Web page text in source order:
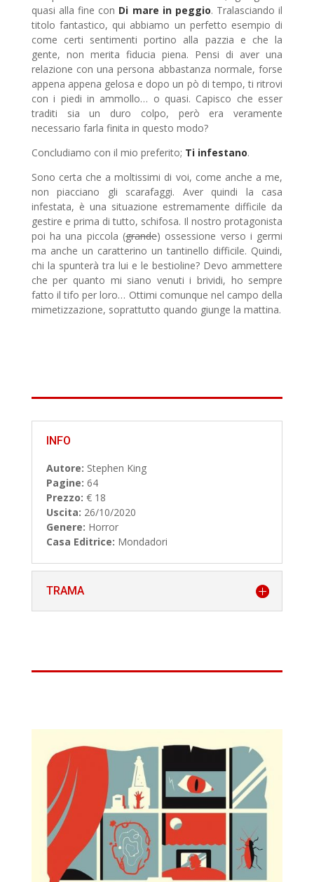
quasi alla fine con Di mare in peggio. Tralasciando il
titolo fantastico, qui abbiamo un perfetto esempio di
come certi sentimenti portino alla pazzia e che la
gente, non merita fiducia piena. Pensi di aver una
relazione con una persona abbastanza normale, forse
appena appena gelosa e dopo un pò di tempo, ti ritrovi
con i piedi in ammollo… o quasi. Capisco che esser
traditi sia un duro colpo, però era veramente
necessario farla finita in questo modo?
Concludiamo con il mio preferito; Ti infestano.
Sono certa che a moltissimi di voi, come anche a me,
non piacciano gli scarafaggi. Aver quindi la casa
infestata, è una situazione estremamente difficile da
gestire e prima di tutto, schifosa. Il nostro protagonista
poi ha una piccola (grande) ossessione verso i germi
ma anche un caratterino un tantinello difficile. Quindi,
chi la spunterà tra lui e le bestioline? Devo ammettere
che per quanto mi siano venuti i brividi, ho sempre
fatto il tifo per loro… Ottimi comunque nel campo della
mimetizzazione, soprattutto quando giunge la mattina.
INFO
Autore: Stephen King
Pagine: 64
Prezzo: € 18
Uscita: 26/10/2020
Genere: Horror
Casa Editrice: Mondadori
TRAMA